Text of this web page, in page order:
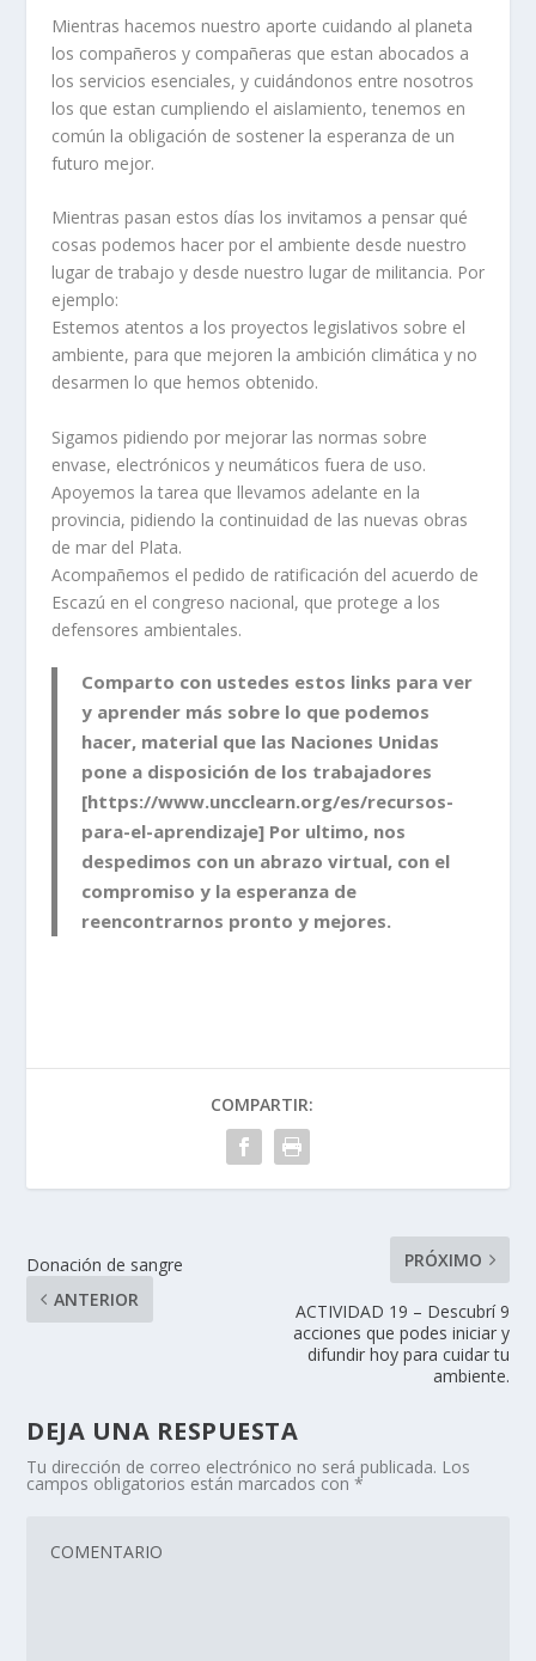
Mientras hacemos nuestro aporte cuidando al planeta
los compañeros y compañeras que estan abocados a
los servicios esenciales, y cuidándonos entre nosotros
los que estan cumpliendo el aislamiento, tenemos en
común la obligación de sostener la esperanza de un
futuro mejor.
Mientras pasan estos días los invitamos a pensar qué
cosas podemos hacer por el ambiente desde nuestro
lugar de trabajo y desde nuestro lugar de militancia. Por
ejemplo:
Estemos atentos a los proyectos legislativos sobre el
ambiente, para que mejoren la ambición climática y no
desarmen lo que hemos obtenido.
Sigamos pidiendo por mejorar las normas sobre
envase, electrónicos y neumáticos fuera de uso.
Apoyemos la tarea que llevamos adelante en la
provincia, pidiendo la continuidad de las nuevas obras
de mar del Plata.
Acompañemos el pedido de ratificación del acuerdo de
Escazú en el congreso nacional, que protege a los
defensores ambientales.
Comparto con ustedes estos links para ver
y aprender más sobre lo que podemos
hacer, material que las Naciones Unidas
pone a disposición de los trabajadores
[https://www.uncclearn.org/es/recursos-
para-el-aprendizaje] Por ultimo, nos
despedimos con un abrazo virtual, con el
compromiso y la esperanza de
reencontrarnos pronto y mejores.
COMPARTIR:
Donación de sangre
ANTERIOR
PRÓXIMO
ACTIVIDAD 19 – Descubrí 9
acciones que podes iniciar y
difundir hoy para cuidar tu
ambiente.
DEJA UNA RESPUESTA
Tu dirección de correo electrónico no será publicada. Los
campos obligatorios están marcados con*